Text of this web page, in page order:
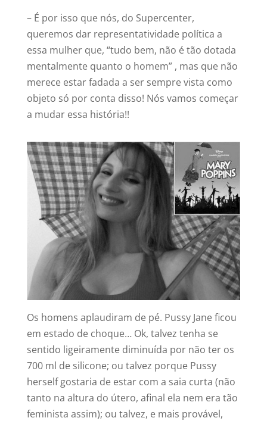
– É por isso que nós, do Supercenter,
queremos dar representatividade política a
essa mulher que, “tudo bem, não é tão dotada
mentalmente quanto o homem” , mas que não
merece estar fadada a ser sempre vista como
objeto só por conta disso! Nós vamos começar
a mudar essa história!!
Os homens aplaudiram de pé. Pussy Jane ficou
em estado de choque… Ok, talvez tenha se
sentido ligeiramente diminuída por não ter os
700 ml de silicone; ou talvez porque Pussy
herself gostaria de estar com a saia curta (não
tanto na altura do útero, afinal ela nem era tão
feminista assim); ou talvez, e mais provável,